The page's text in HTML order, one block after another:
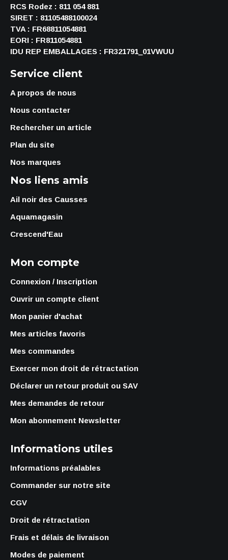
RCS Rodez : 811 054 881
SIRET : 81105488100024
TVA : FR68811054881
EORI : FR811054881
IDU REP EMBALLAGES : FR321791_01VWUU
Service client
A propos de nous
Nous contacter
Rechercher un article
Plan du site
Nos marques
Nos liens amis
Ail noir des Causses
Aquamagasin
Crescend'Eau
Mon compte
Connexion / Inscription
Ouvrir un compte client
Mon panier d'achat
Mes articles favoris
Mes commandes
Exercer mon droit de rétractation
Déclarer un retour produit ou SAV
Mes demandes de retour
Mon abonnement Newsletter
Informations utiles
Informations préalables
Commander sur notre site
CGV
Droit de rétractation
Frais et délais de livraison
Modes de paiement